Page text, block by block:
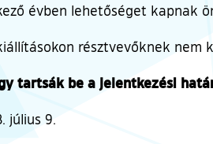
évben lehetőséget kapnak
résztvevőknek
tartsák be a jelentkezési
július 9.